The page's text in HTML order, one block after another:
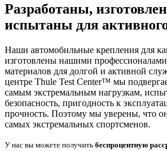
Разработаны,
испытаны для
Наши автомобильные крепления для
изготовлены нашими
материалов для долгой и активной
центре Thule Test Center™ мы
самым экстремальным нагрузкам,
безопасность, пригодность к
прочность. Поэтому мы уверены, что
самых экстремальных спортсменов.
У нас вы можете получить беспроцентную